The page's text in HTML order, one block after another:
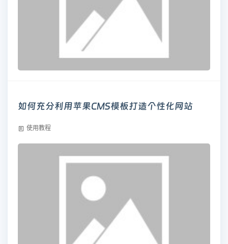
如何充分利用苹果CMS模板打造个性化网站
使用教程